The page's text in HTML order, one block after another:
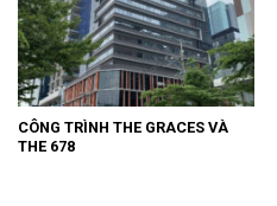
CÔNG TRÌNH THE GRACES VÀ
THE 678